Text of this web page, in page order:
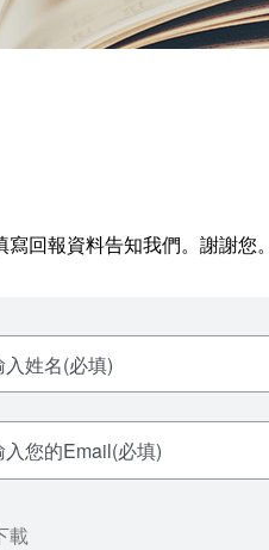
回報資料告知我們。謝謝您
載